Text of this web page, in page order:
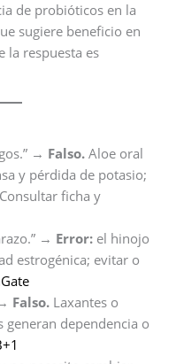
de probióticos en la
sugiere beneficio en
la respuesta es
→ Falso. Aloe oral
y pérdida de potasio;
ficha y
→ Error: el hinojo
estrogénica; evitar o
Falso. Laxantes o
generan dependencia o